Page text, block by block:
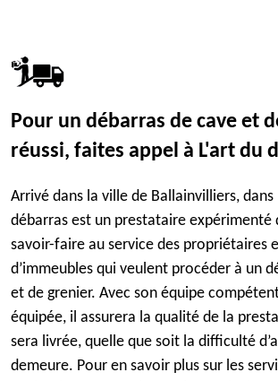
Pour un débarras de cave et
réussi, faites appel à L'art du
Arrivé dans la ville de Ballainvilliers,
débarras est un prestataire expérimenté
savoir-faire au service des propriétaires
d’immeubles qui veulent procéder à un
et de grenier. Avec son équipe
équipée, il assurera la qualité de la
sera livrée, quelle que soit la difficulté
demeure. Pour en savoir plus sur les